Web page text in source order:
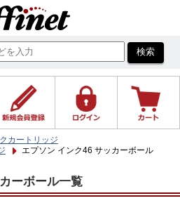
カートリッジ
エプソン インク46 サッカーボール
ーボール一覧